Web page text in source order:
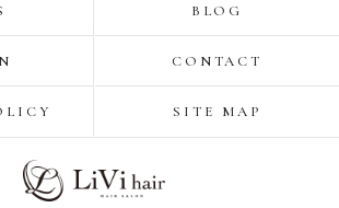
BLOG
CONTACT
SITE MAP